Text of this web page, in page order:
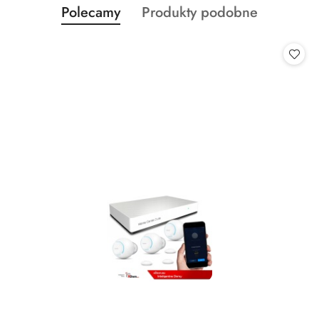
Pomiń karuzelę produktów
Produkty
o
Polecamy
Produkty
Produkty podobne